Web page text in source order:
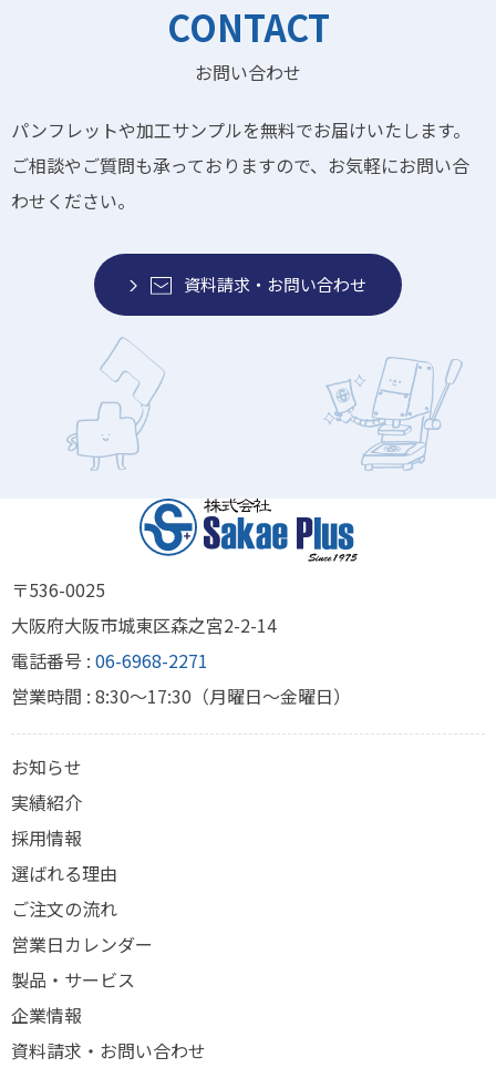
CONTACT
お問い合わせ
パンフレットや加工サンプルを無料でお届けいたします。
ご相談やご質問も承っておりますので、お気軽にお問い合
わせください。
資料請求・お問い合わせ
〒536-0025
大阪府大阪市城東区森之宮2-2-14
電話番号 : 06-6968-2271
営業時間 : 8:30～17:30（月曜日～金曜日）
お知らせ
実績紹介
採用情報
選ばれる理由
ご注文の流れ
営業日カレンダー
製品・サービス
企業情報
資料請求・お問い合わせ